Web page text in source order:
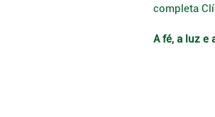
completa
A fé, a luz e